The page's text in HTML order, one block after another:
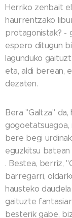
Herriko zenbait
haurrentzako
protagonistak? -
espero ditugun
lagunduko
eta, aldi berean,
dezaten.
Bera "Galtza" da,
bere begi
eguzkitsu
. Bestea, berriz,
barregarri,
hausteko
gaituzte
besterik gabe,